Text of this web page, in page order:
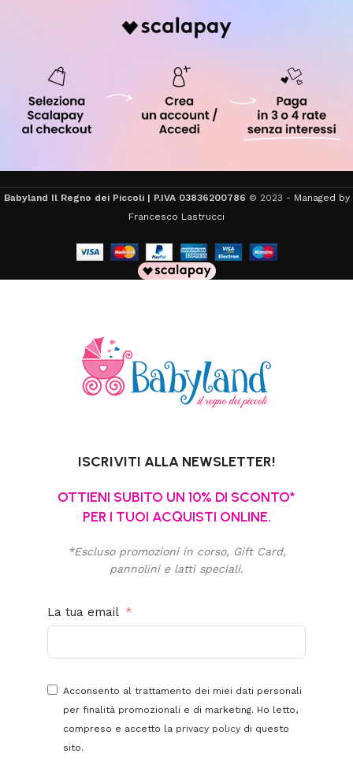
Babyland Il Regno dei Piccoli | P.IVA 03836200786 © 2023 - Managed by
Francesco Lastrucci
ISCRIVITI ALLA NEWSLETTER!
OTTIENI SUBITO UN 10% DI SCONTO*
PER I TUOI ACQUISTI ONLINE.
*Escluso promozioni in corso, Gift Card,
pannolini e latti speciali.
La tua email
Acconsento al trattamento dei miei dati personali
per finalità promozionali e di marketing. Ho letto,
compreso e accetto la privacy policy di questo
sito.